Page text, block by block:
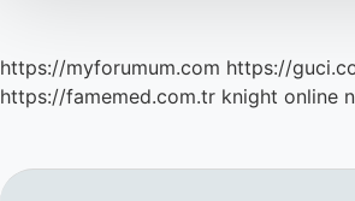
https://myforumum.com https://
https://famemed.com.tr knight online